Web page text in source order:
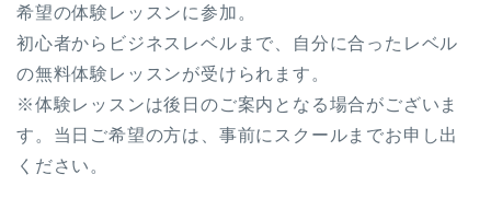
希望の体験レッスンに参加。
初心者からビジネスレベルまで、自分に合ったレベル
の無料体験レッスンが受けられます。
※体験レッスンは後日のご案内となる場合がございま
す。当日ご希望の方は、事前にスクールまでお申し出
ください。